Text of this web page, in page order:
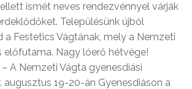
ismét neves rendezvénnyel várják
Településünk újból
Festetics Vágtának, mely a Nemzeti
előfutama. Nagy lóerő hétvége!
A Nemzeti Vágta gyenesdiási
augusztus 19-20-án Gyenesdiáson a